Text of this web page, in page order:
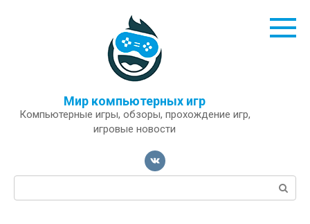
Мир компьютерных игр
Компьютерные игры, обзоры, прохождение игр,
игровые новости
Поиск: